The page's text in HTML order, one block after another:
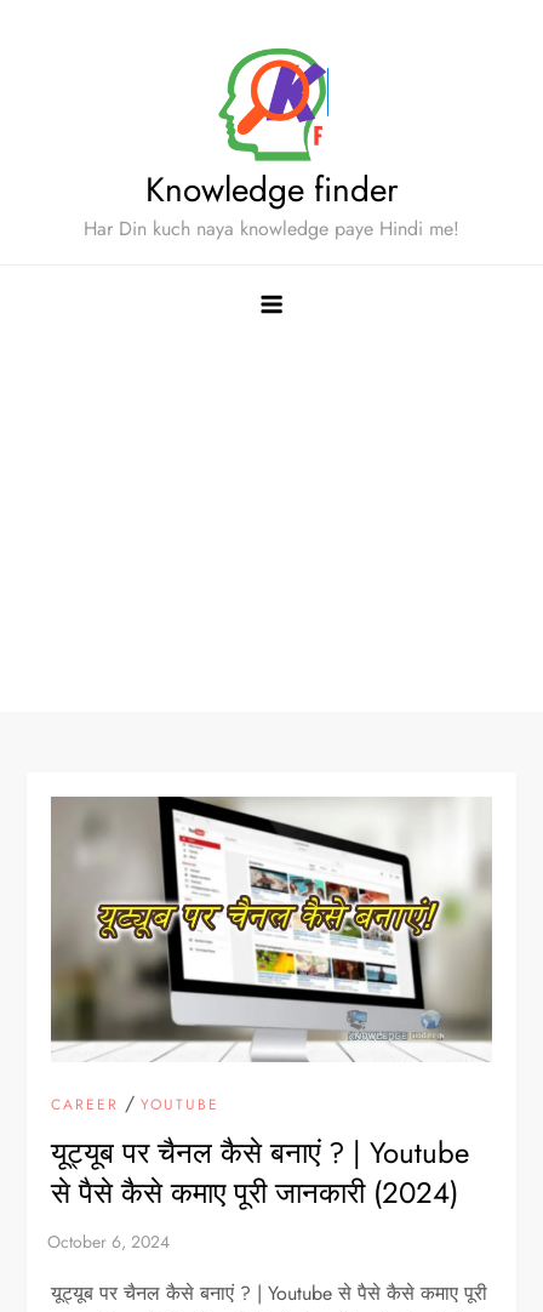
Knowledge finder
Har Din kuch naya knowledge paye Hindi me!
CAREER /YOUTUBE
यूट्यूब पर चैनल कैसे बनाएं ? | Youtube
से पैसे कैसे कमाए पूरी जानकारी (2024)
यूट्यूब पर चैनल कैसे बनाएं ? | Youtube से पैसे कैसे कमाए पूरी